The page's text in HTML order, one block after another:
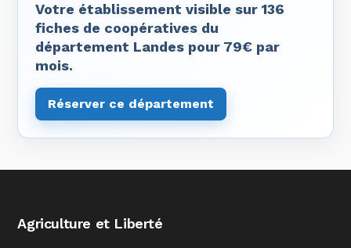
Votre établissement visible sur 136
fiches de coopératives du
département Landes pour 79€ par
mois.
Réserver ce département
Agriculture et Liberté